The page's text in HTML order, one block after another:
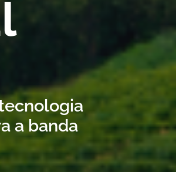
a banda